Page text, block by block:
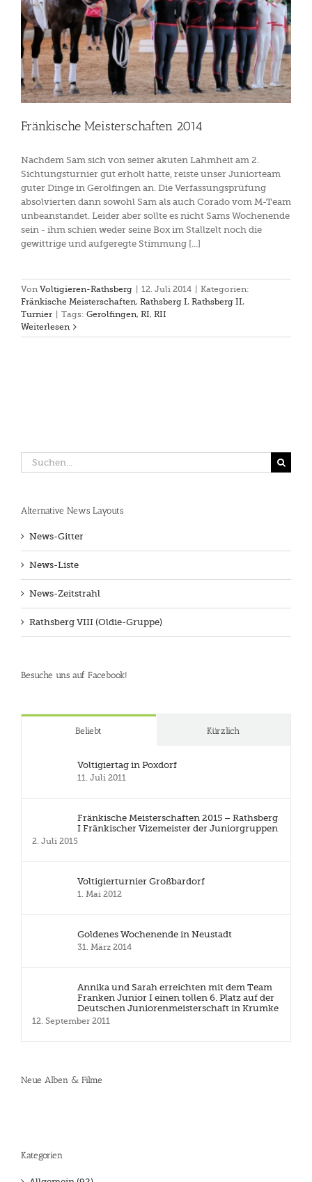
Fränkische Meisterschaften 2014
Nachdem Sam sich von seiner akuten Lahmheit am 2.
Sichtungsturnier gut erholt hatte, reiste unser Juniorteam
guter Dinge in Gerolfingen an. Die Verfassungsprüfung
absolvierten dann sowohl Sam als auch Corado vom M-Team
unbeanstandet. Leider aber sollte es nicht Sams Wochenende
sein - ihm schien weder seine Box im Stallzelt noch die
gewittrige und aufgeregte Stimmung [...]
Von Voltigieren-Rathsberg | 12. Juli 2014 | Kategorien:
Fränkische Meisterschaften, Rathsberg I, Rathsberg II,
Turnier | Tags: Gerolfingen, RI, RII
Weiterlesen
Suche
nach:
Alternative News Layouts
News-Gitter
News-Liste
News-Zeitstrahl
Rathsberg VIII (Oldie-Gruppe)
Besuche uns auf Facebook!
Beliebt Kürzlich
Voltigiertag in Poxdorf
11. Juli 2011
Fränkische Meisterschaften 2015 – Rathsberg
I Fränkischer Vizemeister der Juniorgruppen
2. Juli 2015
Voltigierturnier Großbardorf
1. Mai 2012
Goldenes Wochenende in Neustadt
31. März 2014
Annika und Sarah erreichten mit dem Team
Franken Junior I einen tollen 6. Platz auf der
Deutschen Juniorenmeisterschaft in Krumke
12. September 2011
Neue Alben & Filme
Kategorien